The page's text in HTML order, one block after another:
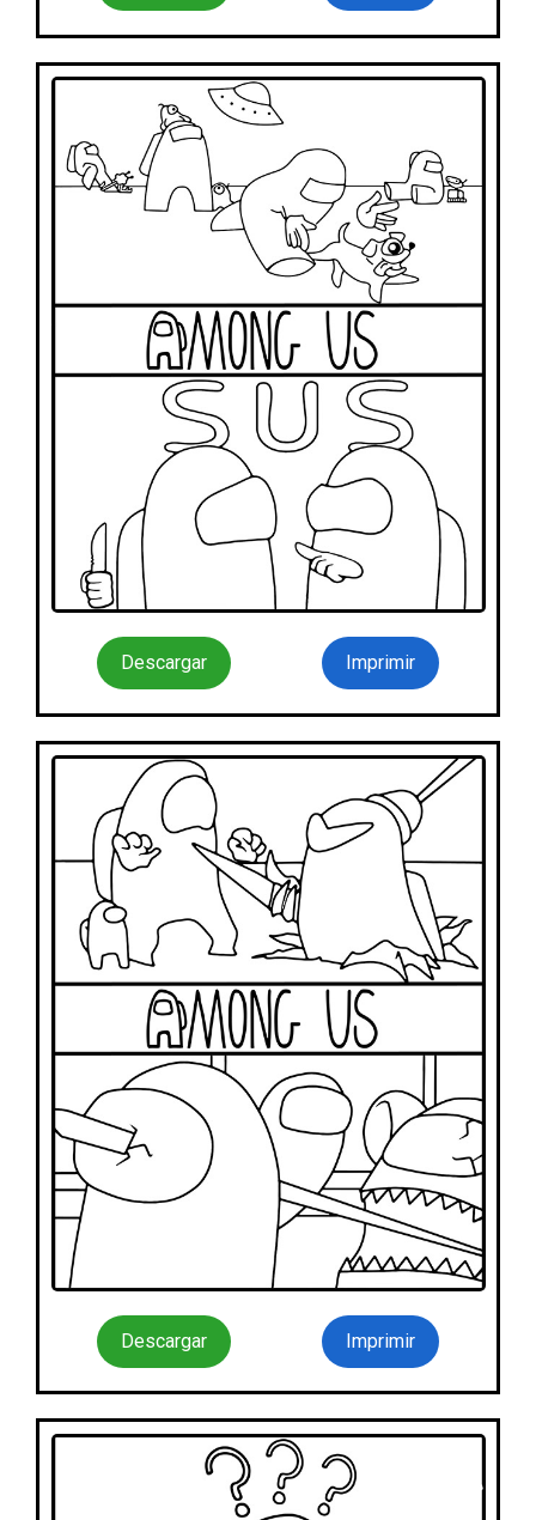
Descargar Imprimir
Descargar Imprimir